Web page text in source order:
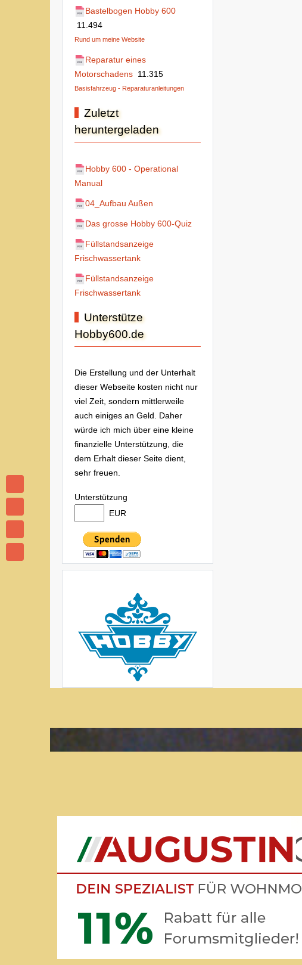
Bastelbogen Hobby 600
11.494
Rund um meine Website
Reparatur eines
Motorschadens 11.315
Basisfahrzeug - Reparaturanleitungen
Zuletzt
heruntergeladen
Hobby 600 - Operational
Manual
04_Aufbau Außen
Das grosse Hobby 600-Quiz
Füllstandsanzeige
Frischwassertank
Füllstandsanzeige
Frischwassertank
Unterstütze
Hobby600.de
Die Erstellung und der Unterhalt
dieser Webseite kosten nicht nur
viel Zeit, sondern mittlerweile
auch einiges an Geld. Daher
würde ich mich über eine kleine
finanzielle Unterstützung, die
dem Erhalt dieser Seite dient,
sehr freuen.
Unterstützung
EUR